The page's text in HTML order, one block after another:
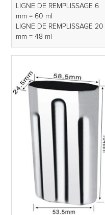
LIGNE DE REMPLISSAGE 6
mm = 60 ml
LIGNE DE REMPLISSAGE 20
mm = 48 ml